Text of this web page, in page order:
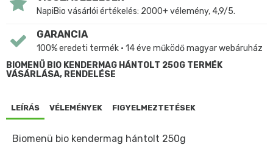
NapiBio vásárlói értékelés: 2000+ vélemény, 4,9/5.
GARANCIA
100% eredeti termék • 14 éve működő magyar webáruház
BIOMENÜ BIO KENDERMAG HÁNTOLT 250G TERMÉK
VÁSÁRLÁSA, RENDELÉSE
LEÍRÁS VÉLEMÉNYEK FIGYELMEZTETÉSEK
Biomenü bio kendermag hántolt 250g